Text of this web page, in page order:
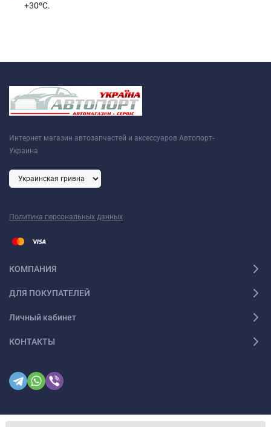
+30ºС.
Интернет магазин автозапчастей и аксессуаров Автопорт-
Украина
Политика персональных данных
КОМПАНИЯ
ДЛЯ ПОКУПАТЕЛЕЙ
Личный кабинет
КОНТАКТЫ